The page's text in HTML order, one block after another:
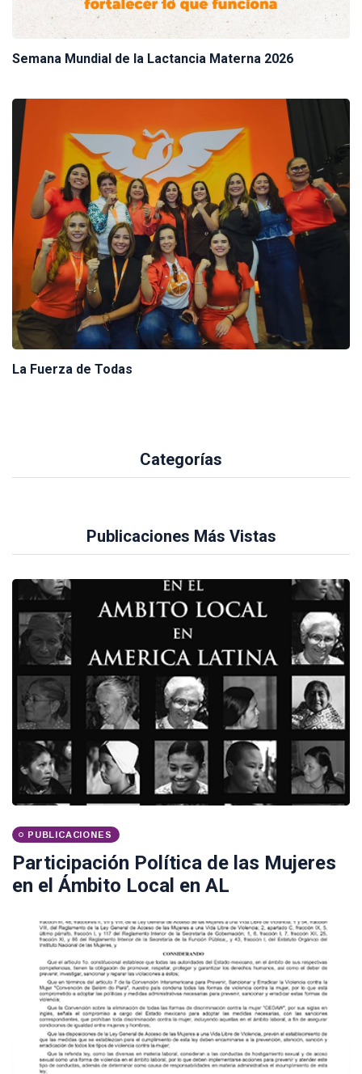
Semana Mundial de la Lactancia Materna 2026
La Fuerza de Todas
Categorías
Publicaciones Más Vistas
PUBLICACIONES
Participación Política de las Mujeres
en el Ámbito Local en AL